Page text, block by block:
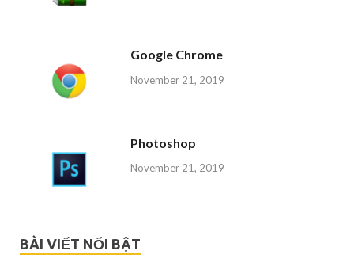
Google Chrome
November 21, 2019
Photoshop
November 21, 2019
BÀI VIẾT NỔI BẬT